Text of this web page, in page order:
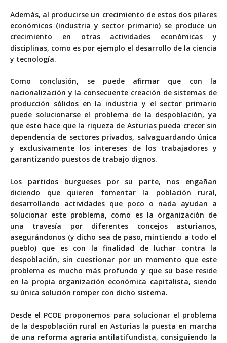
Además, al producirse un crecimiento de estos dos pilares
económicos (industria y sector primario) se produce un
crecimiento en otras actividades económicas y
disciplinas, como es por ejemplo el desarrollo de la ciencia
y tecnología.
Como conclusión, se puede afirmar que con la
nacionalización y la consecuente creación de sistemas de
producción sólidos en la industria y el sector primario
puede solucionarse el problema de la despoblación, ya
que esto hace que la riqueza de Asturias pueda crecer sin
dependencia de sectores privados, salvaguardando única
y exclusivamente los intereses de los trabajadores y
garantizando puestos de trabajo dignos.
Los partidos burgueses por su parte, nos engañan
diciendo que quieren fomentar la población rural,
desarrollando actividades que poco o nada ayudan a
solucionar este problema, como es la organización de
una travesía por diferentes concejos asturianos,
asegurándonos (y dicho sea de paso, mintiendo a todo el
pueblo) que es con la finalidad de luchar contra la
despoblación, sin cuestionar por un momento que este
problema es mucho más profundo y que su base reside
en la propia organización económica capitalista, siendo
su única solución romper con dicho sistema.
Desde el PCOE proponemos para solucionar el problema
de la despoblación rural en Asturias la puesta en marcha
de una reforma agraria antilatifundista, consiguiendo la